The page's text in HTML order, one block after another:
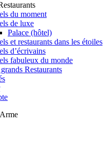
du moment
de luxe
Palace (hôtel)
et restaurants dans les étoiles
d’écrivains
fabuleux du monde
Restaurants
Arme